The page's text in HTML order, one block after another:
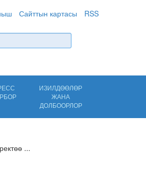
Сайттын картасы RSS
ИЗИЛДӨӨЛӨР
ЖАНА
ДОЛБООРЛОР
...